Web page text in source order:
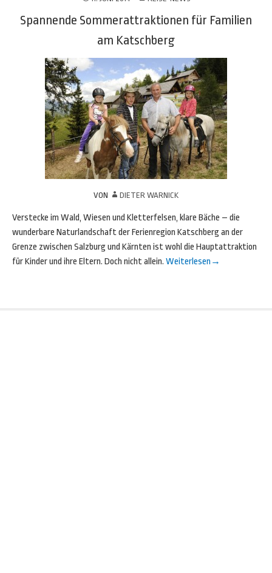
Spannende Sommerattraktionen für Familien
am Katschberg
VON DIETER WARNICK
Verstecke im Wald, Wiesen und Kletterfelsen, klare Bäche – die
wunderbare Naturlandschaft der Ferienregion Katschberg an der
Grenze zwischen Salzburg und Kärnten ist wohl die Hauptattraktion
für Kinder und ihre Eltern. Doch nicht allein. Weiterlesen →